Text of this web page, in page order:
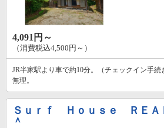
4,091円～
（消費税込4,500円～）
JR半家駅より車で約10分。（チェックイン手
無理。
Ｓｕｒｆ Ｈｏｕｓｅ ＲＥＡ
＾